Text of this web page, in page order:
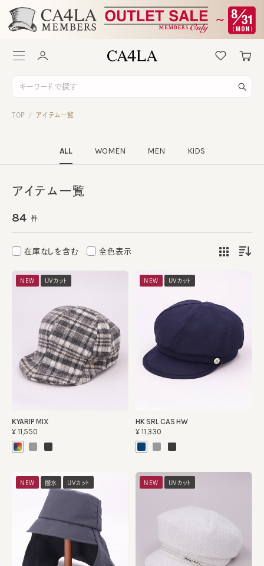
TOP / アイテム一覧
ALL WOMEN MEN KIDS
アイテム一覧
84 件
在庫なしを含む 全色表示
NEW UVカット
KYARIP MIX
¥11,550
NEW UVカット
HK SRL CAS HW
¥11,330
NEW 撥水 UVカット NEW UVカット